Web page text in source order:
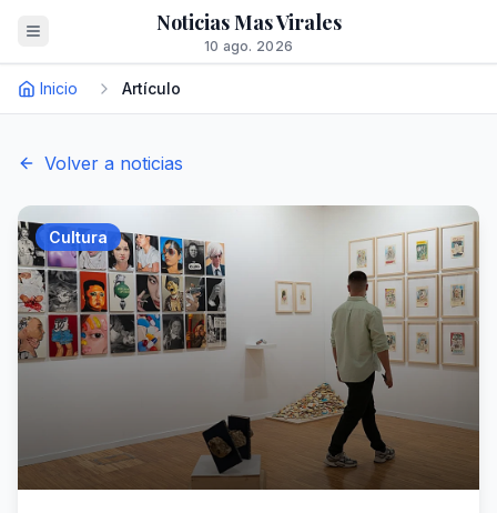
Noticias Mas Virales
10 ago. 2026
Inicio Artículo
Volver a noticias
Cultura